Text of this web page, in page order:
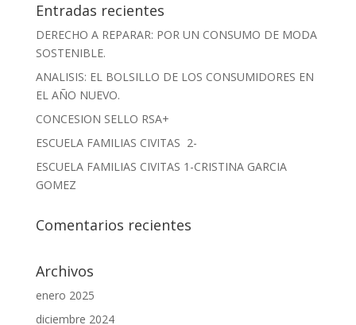
Entradas recientes
DERECHO A REPARAR: POR UN CONSUMO DE MODA
SOSTENIBLE.
ANALISIS: EL BOLSILLO DE LOS CONSUMIDORES EN
EL AÑO NUEVO.
CONCESION SELLO RSA+
ESCUELA FAMILIAS CIVITAS 2-
ESCUELA FAMILIAS CIVITAS 1-CRISTINA GARCIA
GOMEZ
Comentarios recientes
Archivos
enero 2025
diciembre 2024